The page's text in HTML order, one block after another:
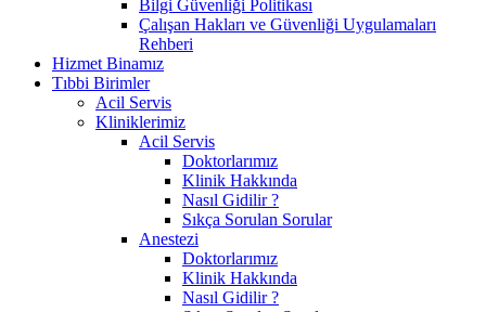
Bilgi Güvenliği Politikası
Çalışan Hakları ve Güvenliği Uygulamaları
Rehberi
Hizmet Binamız
Tıbbi Birimler
Acil Servis
Kliniklerimiz
Acil Servis
Doktorlarımız
Klinik Hakkında
Nasıl Gidilir ?
Sıkça Sorulan Sorular
Anestezi
Doktorlarımız
Klinik Hakkında
Nasıl Gidilir ?